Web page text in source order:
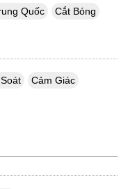
Quốc
Cắt Bóng
Cảm Giác